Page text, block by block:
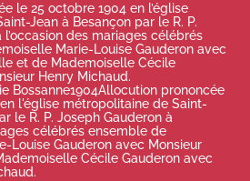
le 25 octobre 1904 en l’église
Jean à Besançon par le R. P.
l’occasion des mariages célébrés
Marie-Louise Gauderon avec
et de Mademoiselle Cécile
Henry Michaud.
Bossanne1904Allocution prononcée
l'église métropolitaine de Saint-
le R. P. Joseph Gauderon à
célébrés ensemble de
Louise Gauderon avec Monsieur
Cécile Gauderon avec